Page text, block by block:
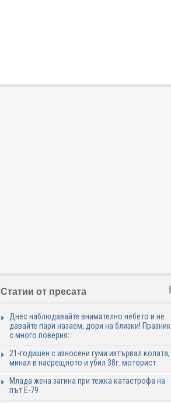
Статии от пресата
Днес наблюдавайте внимателно небето и не
давайте пари назаем, дори на близки! Празник
с много поверия:
21-годишен с износени гуми изтървал колата,
минал в насрещното и убил 38г. моторист
Млада жена загина при тежка катастрофа на
път Е-79